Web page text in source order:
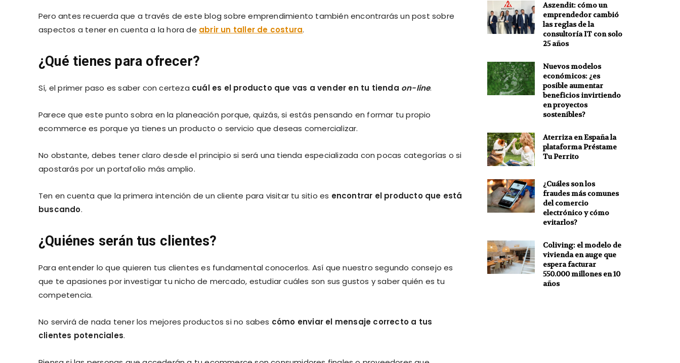
Pero antes recuerda que a través de este blog sobre emprendimiento también encontrarás un post sobre
aspectos a tener en cuenta a la hora de abrir un taller de costura.
¿Qué tienes para ofrecer?
Sí, el primer paso es saber con certeza cuál es el producto que vas a vender en tu tienda on-line.
Parece que este punto sobra en la planeación porque, quizás, si estás pensando en formar tu propio
ecommerce es porque ya tienes un producto o servicio que deseas comercializar.
No obstante, debes tener claro desde el principio si será una tienda especializada con pocas categorías o si
apostarás por un portafolio más amplio.
Ten en cuenta que la primera intención de un cliente para visitar tu sitio es encontrar el producto que está
buscando.
¿Quiénes serán tus clientes?
Para entender lo que quieren tus clientes es fundamental conocerlos. Así que nuestro segundo consejo es
que te apasiones por investigar tu nicho de mercado, estudiar cuáles son sus gustos y saber quién es tu
competencia.
No servirá de nada tener los mejores productos si no sabes cómo enviar el mensaje correcto a tus
clientes potenciales.
Aszendit: cómo un
emprendedor cambió
las reglas de la
consultoría IT con solo
25 años
Nuevos modelos
económicos: ¿es
posible aumentar
beneficios invirtiendo
en proyectos
sostenibles?
Aterriza en España la
plataforma Préstame
Tu Perrito
¿Cuáles son los
fraudes más comunes
del comercio
electrónico y cómo
evitarlos?
Coliving: el modelo de
vivienda en auge que
espera facturar
550.000 millones en 10
años